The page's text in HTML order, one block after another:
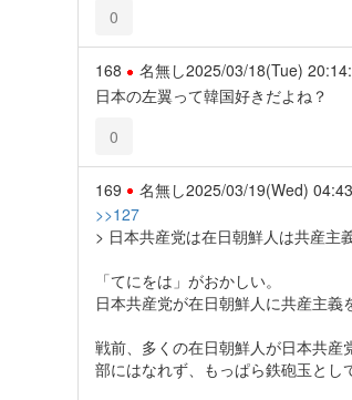
0
168 名無し2025/03/18(Tue)
日本の左翼って韓国好きだよね？
0
169 名無し2025/03/19(Wed)
>>127
> 日本共産党は在日朝鮮人は共産主
「てにをは」がおかしい。
日本共産党が在日朝鮮人に共産主義
戦前、多くの在日朝鮮人が日本共
部にはなれず、もっぱら鉄砲玉とし